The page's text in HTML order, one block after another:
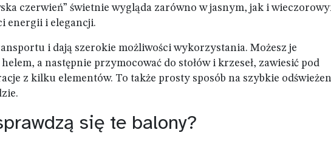
czerwień” świetnie wygląda zarówno w jasnym, jak i
energii i elegancji.
i dają szerokie możliwości wykorzystania. Możesz je
a następnie przymocować do stołów i krzeseł, zawiesić pod
z kilku elementów. To także prosty sposób na szybkie
się te balony?